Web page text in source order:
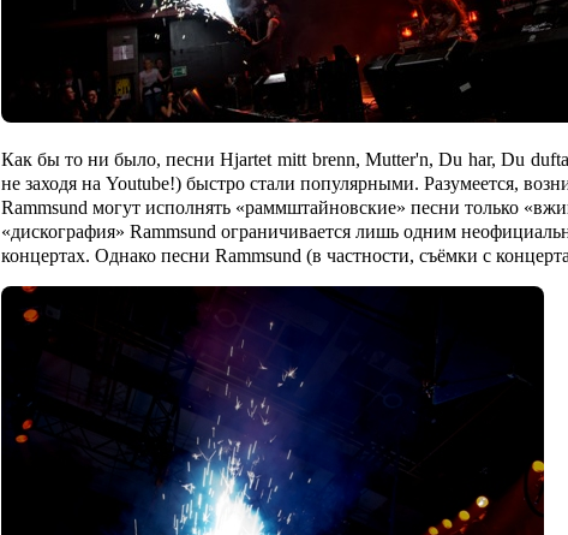
Как бы то ни было, песни Hjartet mitt brenn, Mutter'n, Du har, Du
не заходя на Youtube!) быстро стали популярными. Разумеется,
Rammsund могут исполнять «раммштайновские» песни только
«дискография» Rammsund ограничивается лишь одним
концертах. Однако песни Rammsund (в частности, съёмки с